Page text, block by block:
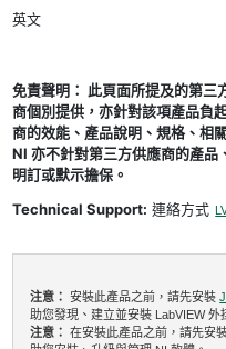
英文
免責聲明： 此頁面所提及的第三
商個別提供，亦針對該項產品負
商的效能、產品說明、規格、相
NI 亦不針對第三方供應商的產品
明訂或默示擔保。
Technical Support: 連絡方式
注意：安裝此產品之前，請先安裝
助您發現、建立並安裝 LabVIEW 外
注意：在安裝此產品之前，請先安